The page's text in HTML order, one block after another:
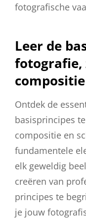
fotografische
Leer de
fotografie,
Ontdek de
basisprincipes
compositie en
fundamentele
elk geweldig
creëren van
principes te
je jouw